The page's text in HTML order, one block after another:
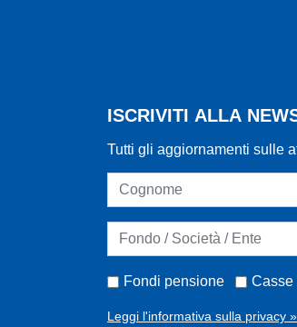
ISCRIVITI ALLA
Tutti gli aggiornamenti sulle
Fondi pensione Casse
Leggi l'informativa sulla privacy »